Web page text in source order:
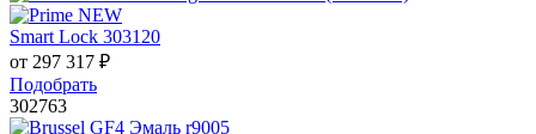
Smart Lock 303120
от 297 317 ₽
Подобрать
302763